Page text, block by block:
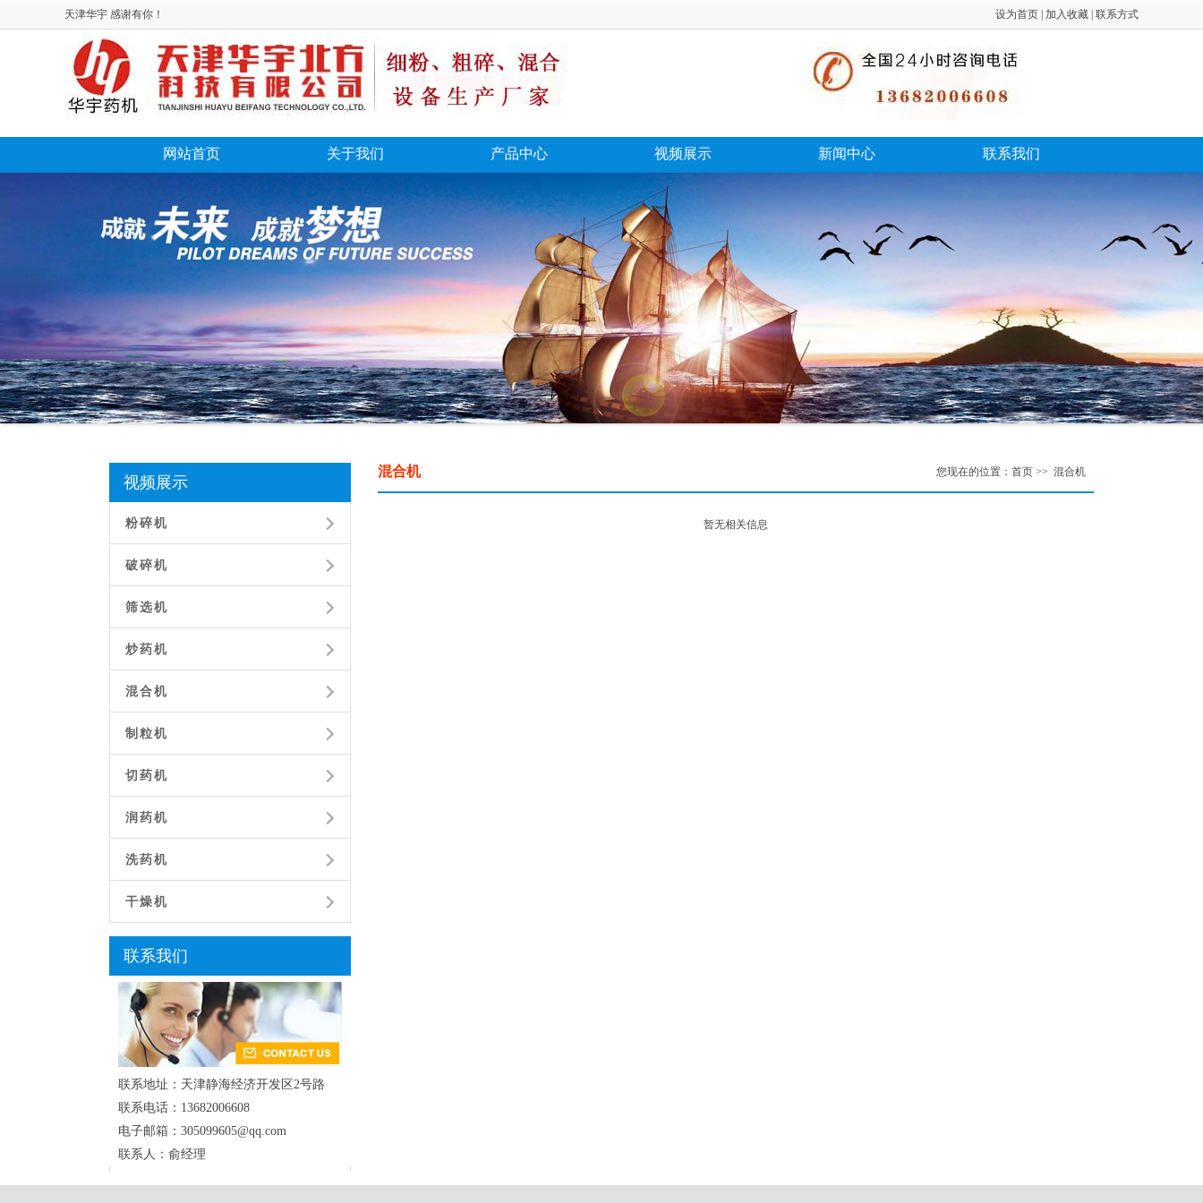
天津华宇 感谢有你！ 设为首页 | 加入收藏 | 联系方式
网站首页 关于我们 产品中心 视频展示 新闻中心 联系我们
视频展示
粉碎机
破碎机
筛选机
炒药机
混合机
制粒机
切药机
润药机
洗药机
干燥机
联系我们
联系地址：天津静海经济开发区2号路
联系电话：13682006608
电子邮箱：305099605@qq.com
联系人：俞经理
混合机 您现在的位置：首页 >> 混合机
暂无相关信息